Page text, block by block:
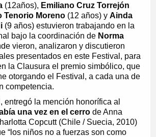
(12años), Emiliano Cruz Torrejón
Tenorio Moreno(12 años) y Ainda
(9 años) estuvieron trabajando en la
bajo la coordinación de Norma
vieron, analizaron y discutieron
presentados en este Festival, para
la Clausura el premio simbólico, que
otorgando el Festival, a cada una de
competencia.
entregó la mención honorífica al
una vez en el cerro de Anna
Copcutt (Chile / Suecia, 2010)
“los niños no a fuerzas son como